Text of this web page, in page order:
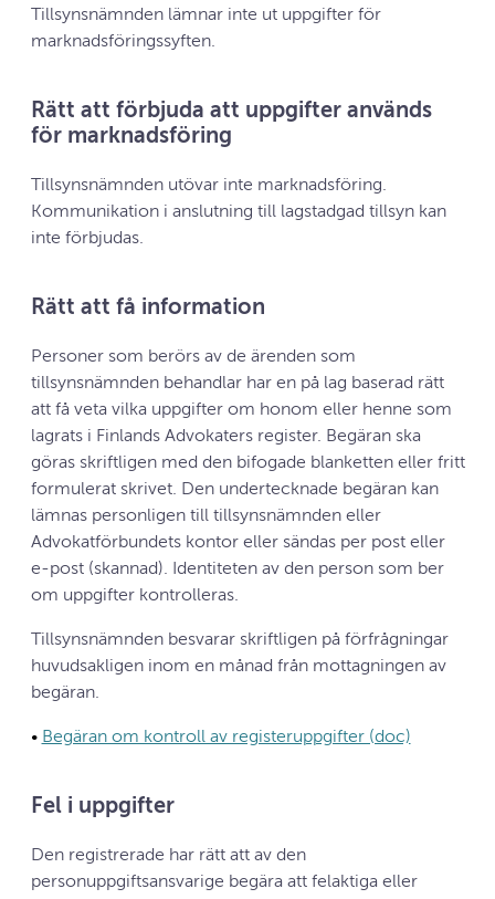
Tillsynsnämnden lämnar inte ut uppgifter för
marknadsföringssyften.
Rätt att förbjuda att uppgifter används
för marknadsföring
Tillsynsnämnden utövar inte marknadsföring.
Kommunikation i anslutning till lagstadgad tillsyn kan
inte förbjudas.
Rätt att få information
Personer som berörs av de ärenden som
tillsynsnämnden behandlar har en på lag baserad rätt
att få veta vilka uppgifter om honom eller henne som
lagrats i Finlands Advokaters register. Begäran ska
göras skriftligen med den bifogade blanketten eller fritt
formulerat skrivet. Den undertecknade begäran kan
lämnas personligen till tillsynsnämnden eller
Advokatförbundets kontor eller sändas per post eller
e-post (skannad). Identiteten av den person som ber
om uppgifter kontrolleras.
Tillsynsnämnden besvarar skriftligen på förfrågningar
huvudsakligen inom en månad från mottagningen av
begäran.
• Begäran om kontroll av registeruppgifter (doc)
Fel i uppgifter
Den registrerade har rätt att av den
personuppgiftsansvarige begära att felaktiga eller